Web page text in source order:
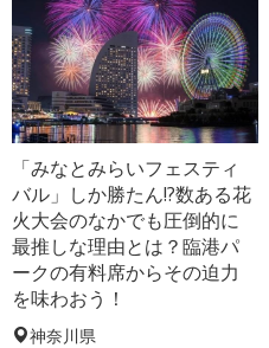
「みなとみらいフェスティ
バル」しか勝たん!?数ある花
火大会のなかでも圧倒的に
最推しな理由とは？臨港パ
ークの有料席からその迫力
を味わおう！
神奈川県